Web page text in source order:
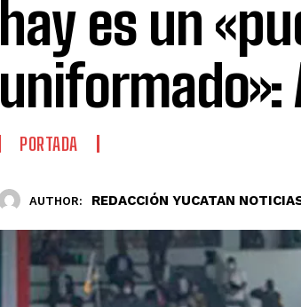
hay es un
uniformado»:
PORTADA
AUTHOR: REDACCIÓN YUCATAN